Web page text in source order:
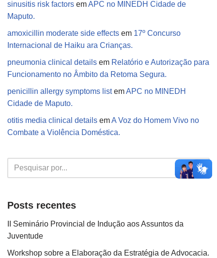
sinusitis risk factors emAPC no MINEDH Cidade de
Maputo.
amoxicillin moderate side effects em 17º Concurso
Internacional de Haiku ara Crianças.
pneumonia clinical details em Relatório e Autorização para
Funcionamento no Âmbito da Retoma Segura.
penicillin allergy symptoms listemAPC no MINEDH
Cidade de Maputo.
otitis media clinical details emA Voz do Homem Vivo no
Combate a Violência Doméstica.
Posts recentes
II Seminário Provincial de Indução aos Assuntos da
Juventude
Workshop sobre a Elaboração da Estratégia de Advocacia.